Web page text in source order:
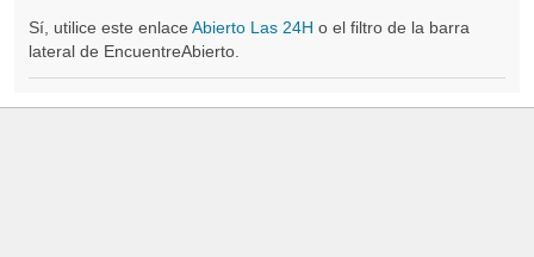
Sí, utilice este enlace Abierto Las 24H o el filtro de la barra
lateral de EncuentreAbierto.